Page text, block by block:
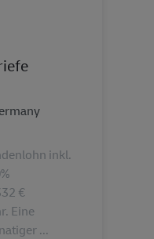
inkl.
€
Eine
...